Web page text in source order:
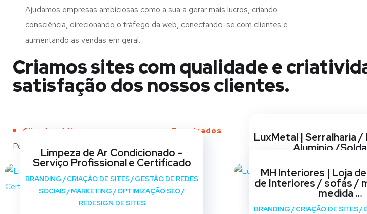
Ajudamos empresas ambiciosas como a sua a gerar mais lucros, criando
consciência, direcionando o tráfego da web, conectando-se com clientes e
aumentando as vendas em geral.
Criamos sites com qualidade e
satisfação dos nossos clientes.
Clientes Ativos Terminados
Portfólio
Limpeza de Ar Condicionado –
Serviço Profissional e Certificado
BRANDING/CRIAÇÃO DE SITES/GESTÃO DE REDES
SOCIAIS/MARKETING/OPTIMIZAÇÃO SEO/
REDESIGN DE SITES
LuxMetal | Serralharia
Alumínio /
SOCIAIS/ MARKETING/
REDESIGN DE
MH Interiores | Loja
de Interiores / sofás /
medida …
BRANDING /CRIAÇÃO DE SITES/